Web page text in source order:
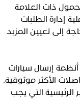
ذات العلامة
إدارة الطلبات
إلى تعيين المزيد
إرسال سيارات
الأكثر موثوقية.
الرئيسية التي يجب